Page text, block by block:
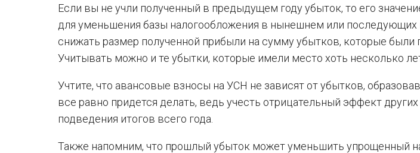
Если вы не учли полученный в предыдущем году убыток, то его
для уменьшения базы налогообложения в нынешнем или последующих
снижать размер полученной прибыли на сумму убытков, которые
Учитывать можно и те убытки, которые имели место хоть несколько
Учтите, что авансовые взносы на УСН не зависят от убытков,
все равно придется делать, ведь учесть отрицательный эффект
подведения итогов всего года.
Также напомним, что прошлый убыток может уменьшить упрощенный